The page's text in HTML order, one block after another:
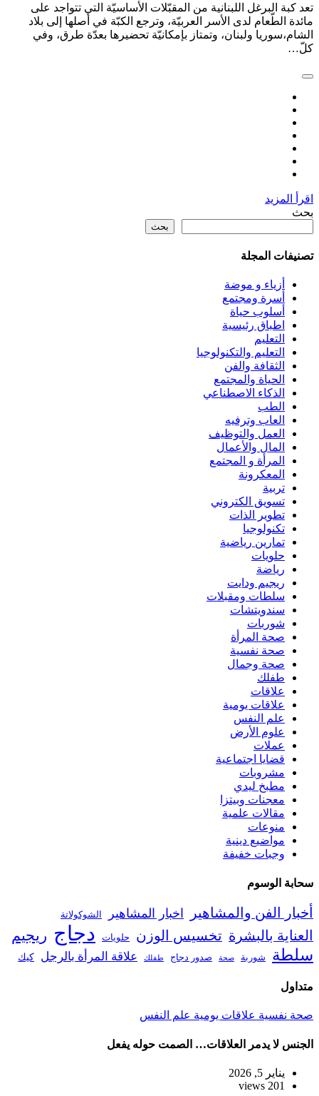
تعد كبة البرغل اللبنانية من المقبّلات الأساسيّة التي تتواجد على
مائدة الطّعام لدى الأسر العربيّة، وترجع الكبّة في أصلها إلى بلاد
الشام،سوريا ولبنان، وتمتاز بإمكانيّة تحضيرها بعدّة طرق، وفي
كلّ…
اقرأ المزيد
بحث
بحث
تصنيفات المجلة
أزياء و موضة
أسرة ومجتمع
أسلوب حياة
اطباق رئيسية
التعليم
التعليم والتكنولوجيا
الثقافة والفن
الحياة والمجتمع
الذكاء الاصطناعي
الطب
العاب وترفيه
العمل والتوظيف
المال والأعمال
المرأة و المجتمع
المعكرونة
تربية
تسويق الكتروني
تطوير الذات
تكنولوجيا
تمارين رياضية
حلويات
رياضة
ريجيم ودايت
سلطات ومقبلات
سندويتشات
شوربات
صحة المرأة
صحة نفسية
صحة وجمال
طفلك
علاقات
علاقات يومية
علم النفس
علوم الأرض
عملات
قضايا اجتماعية
مشروبات
مطبخ ليدي
معجنات وبيتزا
مقالات علمية
منوعات
مواضيع دينية
وجبات خفيفة
سحابة الوسوم
أخبار الفن والمشاهير اخبار المشاهير الشوكولاتة
العناية بالبشرة تخسيس الوزن حلويات دجاج ريجيم
سلطة شوربة صحة صدور دجاج طفلك علاقة المرأة بالرجل كيك
متداول
صحة نفسية علاقات يومية علم النفس
الجنس لا يدمر العلاقات… الصمت حوله يفعل
يناير 5, 2026
201 views